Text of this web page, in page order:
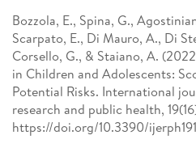
Bozzola, E., Spina, G.,
Scarpato, E., Di Mauro, A., Di
Corsello, G., & Staiano, A.
in Children and Adolescents:
Potential Risks. International
research and public health,
https://doi.org/10.3390/